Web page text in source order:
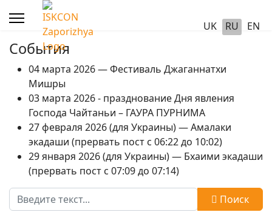
UK RU EN
События
04 марта 2026 — Фестиваль Джаганнатхи
Мишры
03 марта 2026 - празднование Дня явления
Господа Чайтаньи – ГАУРА ПУРНИМА
27 февраля 2026 (для Украины) — Амалаки
экадаши (прервать пост с 06:22 до 10:02)
29 января 2026 (для Украины) — Бхаими экадаши
(прервать пост с 07:09 до 07:14)
Поиск
Поиск